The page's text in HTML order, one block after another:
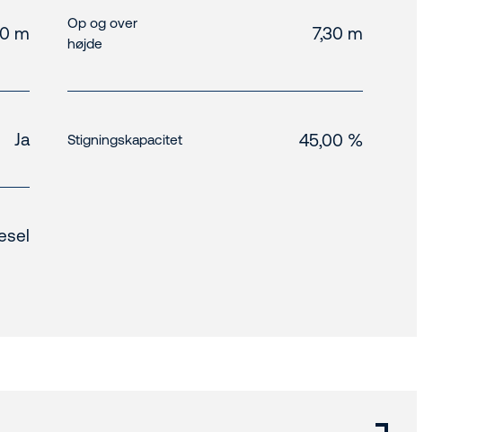
m
Op og over
højde
7,30 m
Ja Stigningskapacitet 45,00 %